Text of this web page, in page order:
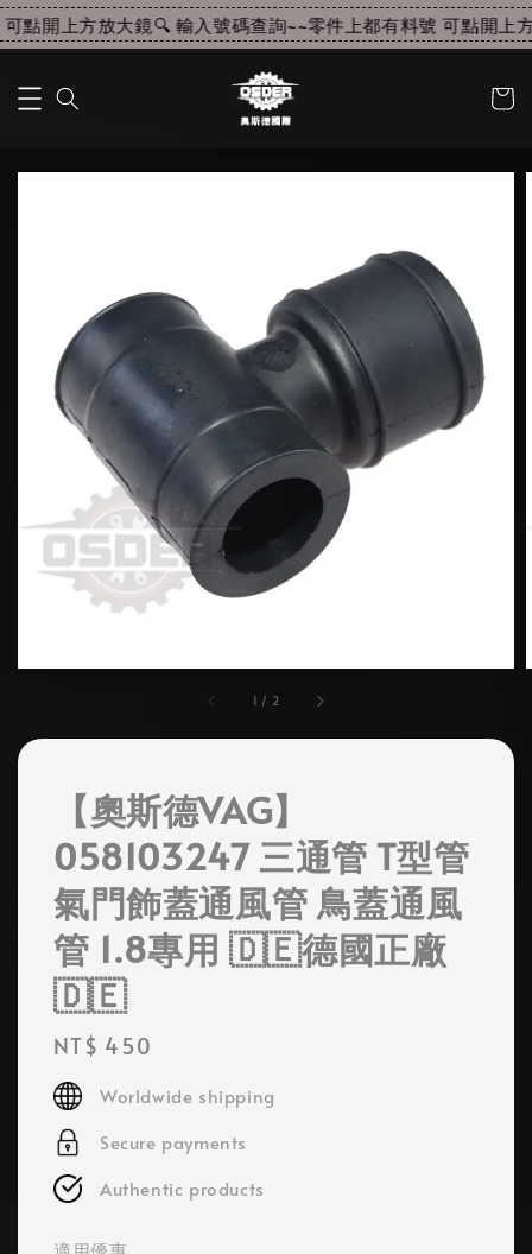
點開上方放大鏡🔍 輸入號碼查詢~~零件上都有料號 可點開上
1 / 2
【奧斯德VAG】
058103247 三通管 T型管
氣門飾蓋通風管 鳥蓋通風
管 1.8專用 🇩🇪德國正廠
🇩🇪
Regular
price
NT$ 450
Worldwide shipping
Secure payments
Authentic products